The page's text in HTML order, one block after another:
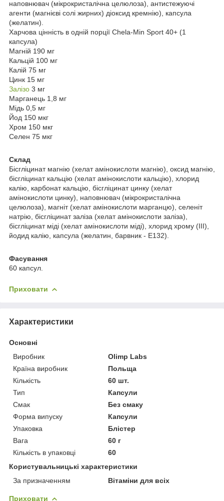
наповнювач (мікрокристалічна целюлоза), антистежуючі
агенти (магнієві солі жирних) діоксид кремнію), капсула
(желатин).
Харчова цінність в одній порції Chela-Min Sport 40+ (1
капсула)
Магній 190 мг
Кальцій 100 мг
Калій 75 мг
Цинк 15 мг
Залізо 3 мг
Марганець 1,8 мг
Мідь 0,5 мг
Йод 150 мкг
Хром 150 мкг
Селен 75 мкг
Склад
Бісгліцинат магнію (хелат амінокислоти магнію), оксид магнію,
бісгліцинат кальцію (хелат амінокислоти кальцію), хлорид
калію, карбонат кальцію, бісгліцинат цинку (хелат
амінокислоти цинку), наповнювач (мікрокристалічна
целюлоза), магніт (хелат амінокислоти марганцю), селеніт
натрію, бісгліцинат заліза (хелат амінокислоти заліза),
бісгліцинат міді (хелат амінокислоти міді), хлорид хрому (III),
йодид калію, капсула (желатин, барвник - E132).
Фасування
60 капсул.
Приховати
Характеристики
Основні
Виробник
Olimp Labs
Країна виробник
Польща
Кількість
60 шт.
Тип
Капсули
Смак
Без смаку
Форма випуску
Капсули
Упаковка
Блістер
Вага
60 г
Кількість в упаковці
60
Користувальницькі характеристики
За призначенням
Вітаміни для всіх
Приховати